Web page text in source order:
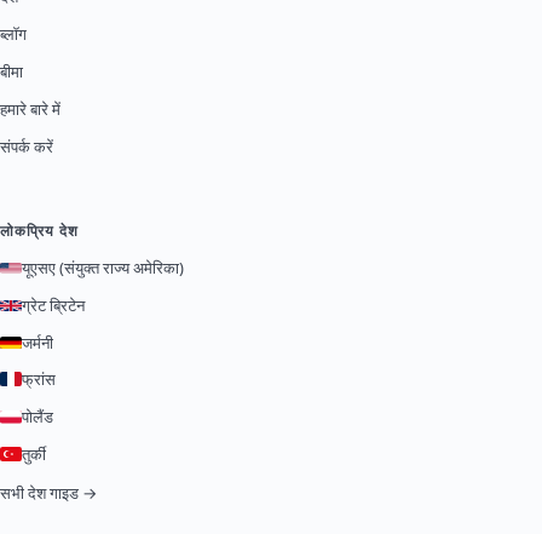
ब्लॉग
बीमा
हमारे बारे में
संपर्क करें
लोकप्रिय देश
यूएसए (संयुक्त राज्य अमेरिका)
ग्रेट ब्रिटेन
जर्मनी
फ्रांस
पोलैंड
तुर्की
सभी देश गाइड →